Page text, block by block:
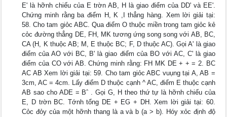
E' là hỡnh chiếu của E trờn AB, H là giao điểm của DD' và EE'.
Chứng minh rằng ba điểm H, K ,I thẳng hàng. Xem lời giải tại:
58. Cho tam giỏc ABC. Qua điểm O thuộc miền trong tam giỏc kẻ
cỏc đường thẳng DE, FH, MK tương ứng song song với AB, BC,
CA (H, K thuộc AB; M, E thuộc BC; F, D thuộc AC). Gọi A' là giao
điểm của AO với BC, B' là giao điểm của BO với AC, C' là giao
điểm của CO với AB. Chứng minh rằng: FH MK DE + + = 2. BC
AC AB Xem lời giải tại: 59. Cho tam giỏc ABC vuụng tại A, AB =
3cm, AC = 4cm. Lấy điểm D thuộc cạnh ^ AC, điểm E thuộc cạnh
AB sao cho ADE = Bˆ . Gọi G, H theo thứ tự là hỡnh chiếu của
E, D trờn BC. Tớnh tổng DE + EG + DH. Xem lời giải tại: 60.
Cỏc đỏy của một hỡnh thang là a và b (a > b). Hóy xỏc định độ